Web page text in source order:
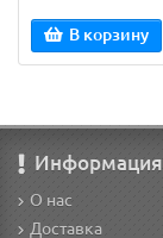
В корзину
Информация
О нас
Доставка